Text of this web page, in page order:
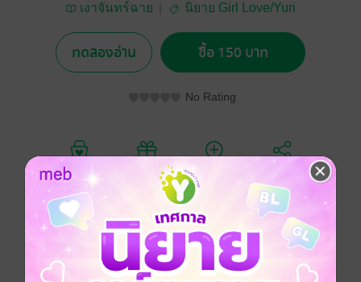
เงาจันทร์ฉาย นิยาย Girl Love/Yuri
ทดลองอ่าน ซื้อ 150 บาท
No Rating
อยากได้ ซื้อเป็นของขวัญ
"ชายใดที่ใจทรามและย่ำยีสตรี... มันผู้นั้นต้องสังเวยด้วย
โลหิต ณ เรือนแห่งนี้"
… ​"กุหลาบงามมักมีหนาม... แต่กุหลาบที่เรือนนี้มีไว้เพื่อ